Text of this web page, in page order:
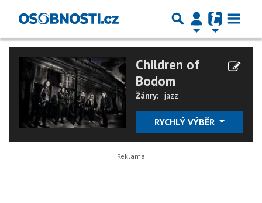
Children of
Bodom
Žánry: jazz
RYCHLÝ VÝBĚR